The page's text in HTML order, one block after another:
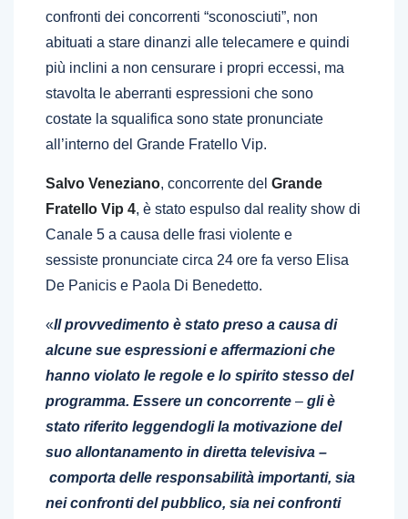
confronti dei concorrenti “sconosciuti”, non
abituati a stare dinanzi alle telecamere e quindi
più inclini a non censurare i propri eccessi, ma
stavolta le aberranti espressioni che sono
costate la squalifica sono state pronunciate
all’interno del Grande Fratello Vip.
Salvo Veneziano, concorrente del Grande
Fratello Vip 4, è stato espulso dal reality show di
Canale 5 a causa delle frasi violente e
sessiste pronunciate circa 24 ore fa verso Elisa
De Panicis e Paola Di Benedetto.
«Il provvedimento è stato preso a causa di
alcune sue espressioni e affermazioni che
hanno violato le regole e lo spirito stesso del
programma. Essere un concorrente – gli è
stato riferito leggendogli la motivazione del
suo allontanamento in diretta televisiva –
comporta delle responsabilità importanti, sia
nei confronti del pubblico, sia nei confronti